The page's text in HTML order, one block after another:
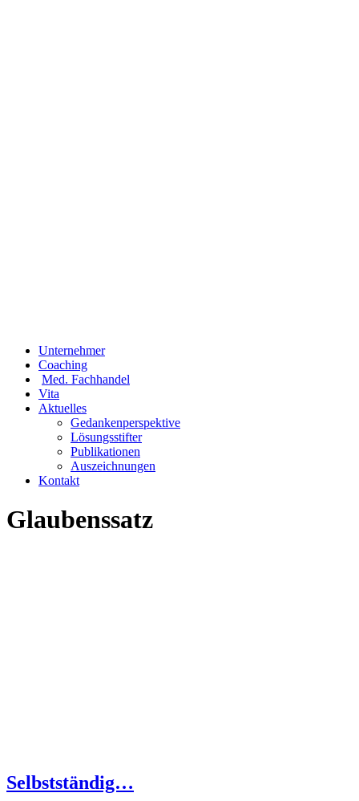
Unternehmer
Coaching
Med. Fachhandel
Vita
Aktuelles
Gedankenperspektive
Lösungsstifter
Publikationen
Auszeichnungen
Kontakt
Glaubenssatz
Selbstständig…